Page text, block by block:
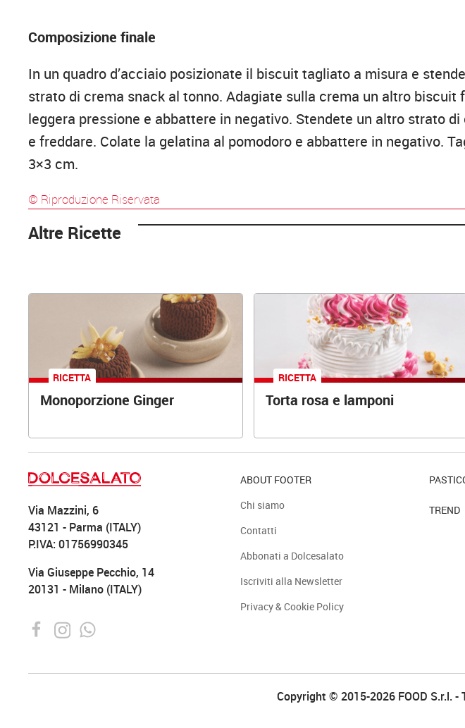
Composizione finale
In un quadro d’acciaio posizionate il biscuit tagliato a misura e
strato di crema snack al tonno. Adagiate sulla crema un altro biscuit
leggera pressione e abbattere in negativo. Stendete un altro strato
e freddare. Colate la gelatina al pomodoro e abbattere in negativo.
3×3 cm.
© Riproduzione Riservata
Altre Ricette
RICETTA
Monoporzione Ginger
RICETTA
Torta rosa e lamponi
Via Mazzini, 6
43121 - Parma (ITALY)
P.IVA: 01756990345
Via Giuseppe Pecchio, 14
20131 - Milano (ITALY)
ABOUT FOOTER
Chi siamo
Contatti
Abbonati a Dolcesalato
Iscriviti alla Newsletter
Privacy & Cookie Policy
TREND
Copyright © 2015-2026 FOOD S.r.l.